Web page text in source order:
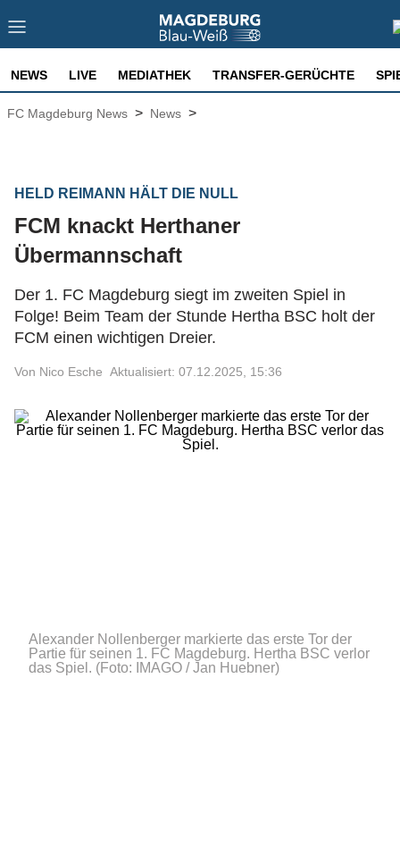
NEWS LIVE MEDIATHEK TRANSFER-GERÜCHTE
FC Magdeburg News > News >
HELD REIMANN HÄLT DIE NULL
FCM knackt Herthaner
Übermannschaft
Der 1. FC Magdeburg siegt im zweiten Spiel in
Folge! Beim Team der Stunde Hertha BSC holt der
FCM einen wichtigen Dreier.
Von Nico Esche Aktualisiert: 07.12.2025, 15:36
Alexander Nollenberger markierte das erste Tor der
Partie für seinen 1. FC Magdeburg. Hertha BSC verlor
das Spiel. (Foto: IMAGO / Jan Huebner)